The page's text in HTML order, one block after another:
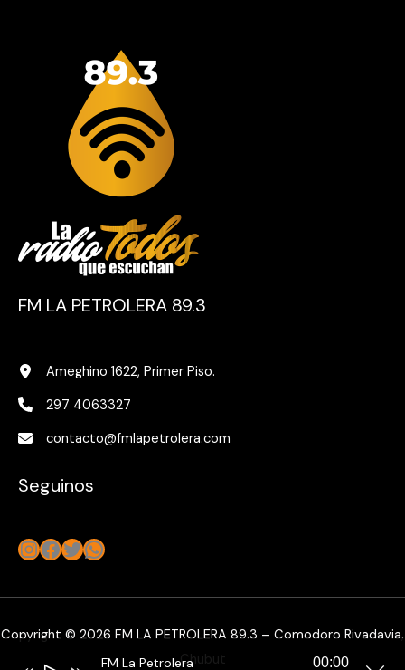
FM LA PETROLERA 89.3
Ameghino 1622, Primer Piso.
297 4063327
contacto@fmlapetrolera.com
Seguinos
Instagram
Facebook
Twitter
WhatsApp
Copyright © 2026 FM LA PETROLERA 89.3 – Comodoro Rivadavia,
Chubut
FM La Petrolera
Reproductor 00:00